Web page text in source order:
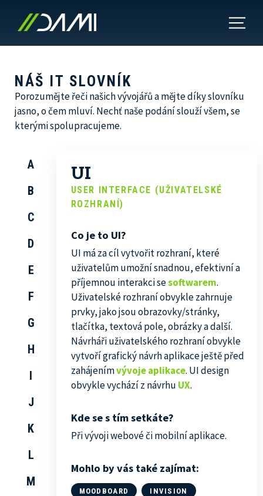
NÁŠ IT SLOVNÍK
Porozumějte řeči našich vývojářů a mějte díky slovníku
jasno, o čem mluví. Nechť naše podání slouží všem, se
kterými spolupracujeme.
A
B
C
D
E
F
G
H
I
J
K
L
M
UI
USER INTERFACE (UŽIVATELSKÉ
ROZHRANÍ)
Co je to UI?
UI má za cíl vytvořit rozhraní, které
uživatelům umožní snadnou, efektivní a
příjemnou interakci sesoftwarem.
Uživatelské rozhraní obvykle zahrnuje
prvky, jako jsou obrazovky/stránky,
tlačítka, textová pole, obrázky a další.
Návrháři uživatelského rozhraní obvykle
vytvoří grafický návrh aplikace ještě před
zahájenímvývoje aplikace. UI design
obvykle vychází z návrhu UX.
Kde se s tím setkáte?
Při vývoji webové či mobilní aplikace.
Mohlo by vás také zajímat:
MOODBOARD INVISION